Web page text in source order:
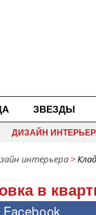
ЗВЕЗДЫ
ДИЗАЙН
интерьера >
в